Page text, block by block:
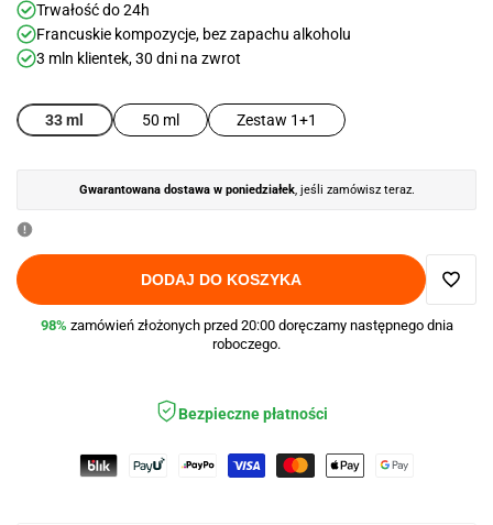
Trwałość do 24h
Francuskie kompozycje, bez zapachu alkoholu
3 mln klientek, 30 dni na zwrot
33 ml 50 ml Zestaw 1+1
Gwarantowana dostawa w poniedziałek, jeśli zamówisz teraz.
DODAJ DO KOSZYKA
Dodaj
98% zamówień złożonych przed 20:00 doręczamy następnego dnia
roboczego.
Bezpieczne płatności